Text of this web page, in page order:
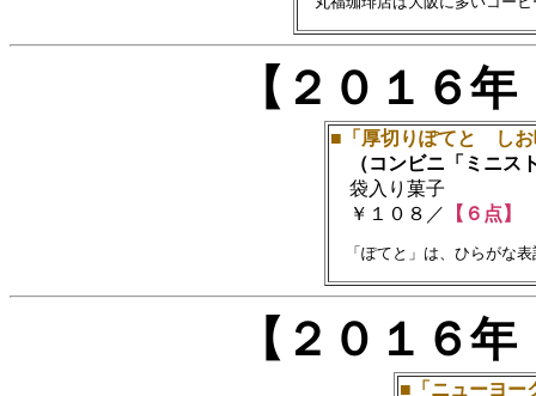
【２０１６
■「厚切りぽてと しお
（コンビニ「ミニス
袋入り菓子
￥１０８／ 【６点】
【２０１６
■「ニューヨー